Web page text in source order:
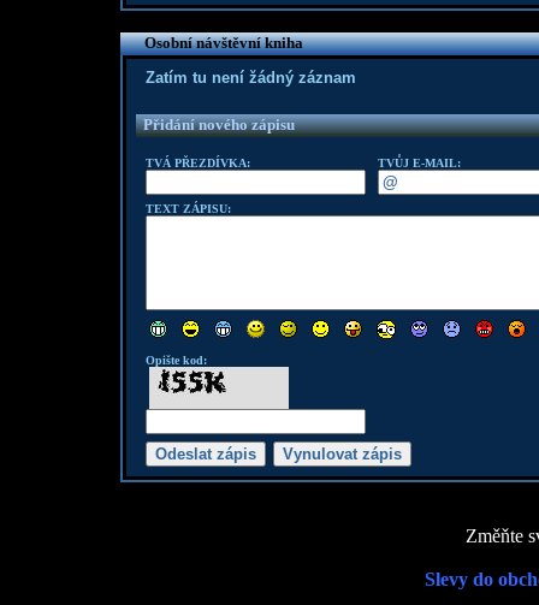
Osobní návštěvní kniha
Zatím tu není žádný záznam
Přidání nového zápisu
TVÁ PŘEZDÍVKA: TVŮJ E-MAIL:
TEXT ZÁPISU:
Opište kod:
Změňte
Slevy do